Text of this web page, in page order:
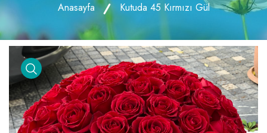
Anasayfa Kutuda 45 Kırmızı Gül